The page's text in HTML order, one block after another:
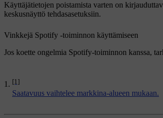
Käyttäjätietojen poistamista varten on
keskusnäyttö tehdasasetuksiin.
Vinkkejä Spotify -toiminnon käyttämiseen
Jos koette ongelmia Spotify-toiminnon kanssa,
[1]
Saatavuus vaihtelee markkina-alueen mukaan.